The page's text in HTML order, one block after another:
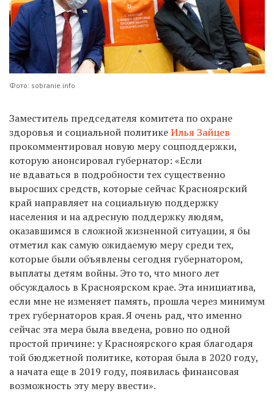
Фото: sobranie.info
Заместитель председателя комитета по охране
здоровья и социальной политикеИлья Зайцев
прокомментировал новую меру соцподдержки,
которую анонсировал губернатор: «Если
не вдаваться в подробности тех существенно
выросших средств, которые сейчас Красноярский
край направляет на социальную поддержку
населения и на адресную поддержку людям,
оказавшимся в сложной жизненной ситуации, я бы
отметил как самую ожидаемую меру среди тех,
которые были объявлены сегодня губернатором,
выплаты детям войны. Это то, что много лет
обсуждалось в Красноярском крае. Эта инициатива,
если мне не изменяет память, прошла через минимум
трех губернаторов края. Я очень рад, что именно
сейчас эта мера была введена, ровно по одной
простой причине: у Красноярского края благодаря
той бюджетной политике, которая была в 2020 году,
а начата еще в 2019 году, появилась финансовая
возможность эту меру ввести».